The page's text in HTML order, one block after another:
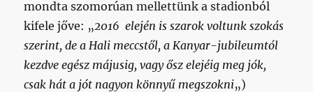
mondta szomorúan mellettünk a stadionból
kifele jőve: „2016 elején is szarok voltunk szokás
szerint, de a Hali meccstől, a Kanyar-jubileumtól
kezdve egész májusig, vagy ősz elejéig meg jók,
csak hát a jót nagyon könnyű megszokni„)